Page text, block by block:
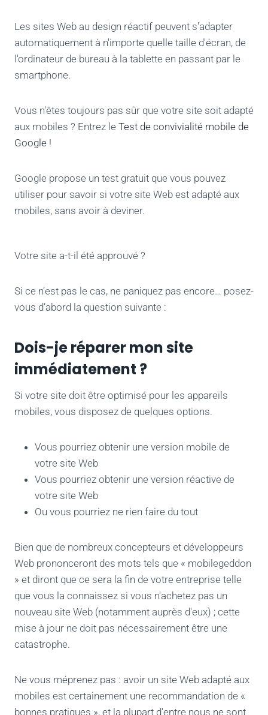
Les sites Web au design réactif peuvent s'adapter
automatiquement à n'importe quelle taille d'écran, de
l'ordinateur de bureau à la tablette en passant par le
smartphone.
Vous n'êtes toujours pas sûr que votre site soit adapté
aux mobiles ? Entrez le Test de convivialité mobile de
Google !
Google propose un test gratuit que vous pouvez
utiliser pour savoir si votre site Web est adapté aux
mobiles, sans avoir à deviner.
Votre site a-t-il été approuvé ?
Si ce n’est pas le cas, ne paniquez pas encore… posez-
vous d’abord la question suivante :
Dois-je réparer mon site
immédiatement ?
Si votre site doit être optimisé pour les appareils
mobiles, vous disposez de quelques options.
Vous pourriez obtenir une version mobile de
votre site Web
Vous pourriez obtenir une version réactive de
votre site Web
Ou vous pourriez ne rien faire du tout
Bien que de nombreux concepteurs et développeurs
Web prononceront des mots tels que « mobilegeddon
» et diront que ce sera la fin de votre entreprise telle
que vous la connaissez si vous n'achetez pas un
nouveau site Web (notamment auprès d'eux) ; cette
mise à jour ne doit pas nécessairement être une
catastrophe.
Ne vous méprenez pas : avoir un site Web adapté aux
mobiles est certainement une recommandation de «
bonnes pratiques », et la plupart d'entre nous ne sont